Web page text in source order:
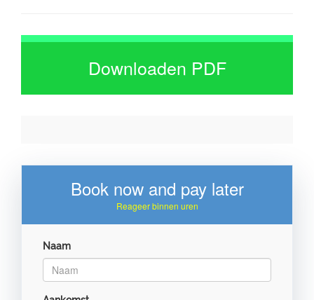
Downloaden PDF
Book now and pay later
Reageer binnen uren
Naam